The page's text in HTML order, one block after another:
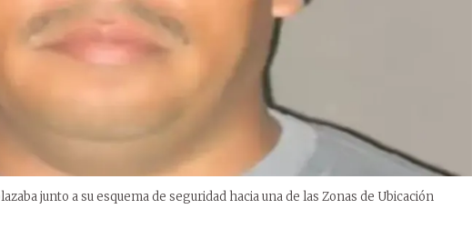
junto a su esquema de seguridad hacia una de las Zonas de Ubicación